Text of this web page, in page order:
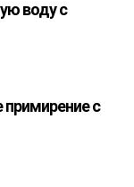
воду с
примирение с